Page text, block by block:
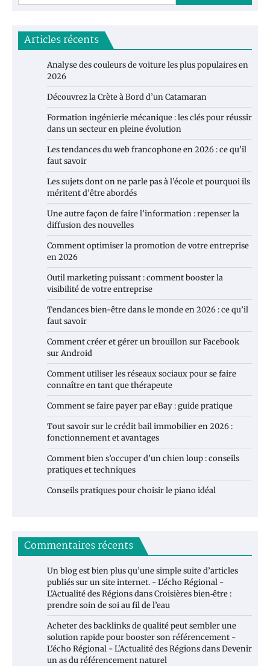
Articles récents
Analyse des couleurs de voiture les plus populaires en
2026
Découvrez la Crète à Bord d’un Catamaran
Formation ingénierie mécanique : les clés pour réussir
dans un secteur en pleine évolution
Les tendances du web francophone en 2026 : ce qu’il
faut savoir
Les sujets dont on ne parle pas à l’école et pourquoi ils
méritent d’être abordés
Une autre façon de faire l’information : repenser la
diffusion des nouvelles
Comment optimiser la promotion de votre entreprise
en 2026
Outil marketing puissant : comment booster la
visibilité de votre entreprise
Tendances bien-être dans le monde en 2026 : ce qu’il
faut savoir
Comment créer et gérer un brouillon sur Facebook
sur Android
Comment utiliser les réseaux sociaux pour se faire
connaître en tant que thérapeute
Comment se faire payer par eBay : guide pratique
Tout savoir sur le crédit bail immobilier en 2026 :
fonctionnement et avantages
Comment bien s’occuper d’un chien loup : conseils
pratiques et techniques
Conseils pratiques pour choisir le piano idéal
Commentaires récents
Un blog est bien plus qu’une simple suite d’articles
publiés sur un site internet. - L'écho Régional -
L'Actualité des RégionsdansCroisières bien‑être :
prendre soin de soi au fil de l’eau
Acheter des backlinks de qualité peut sembler une
solution rapide pour booster son référencement -
L'écho Régional - L'Actualité des RégionsdansDevenir
un as du référencement naturel